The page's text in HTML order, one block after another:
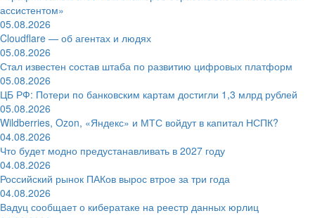
ассистентом»
05.08.2026
Cloudflare — об агентах и людях
05.08.2026
Стал известен состав штаба по развитию цифровых платформ
05.08.2026
ЦБ РФ: Потери по банковским картам достигли 1,3 млрд рублей
05.08.2026
Wildberries, Ozon, «Яндекс» и МТС войдут в капитал НСПК?
04.08.2026
Что будет модно предустанавливать в 2027 году
04.08.2026
Российский рынок ПАКов вырос втрое за три года
04.08.2026
Вадуц сообщает о кибератаке на реестр данных юрлиц